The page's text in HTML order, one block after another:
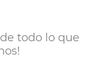
todo lo que